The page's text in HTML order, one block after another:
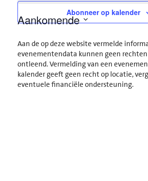
Aankomende
een
datum.
Abonneer op kalender
Aan de op deze website vermelde
evenementendata kunnen geen
ontleend. Vermelding van een
kalender geeft geen recht op locatie,
eventuele financiële ondersteuning.